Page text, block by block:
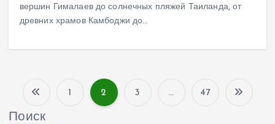
вершин Гималаев до солнечных пляжей Таиланда, от
древних храмов Камбоджи до…
1 2 3 … 47
Поиск